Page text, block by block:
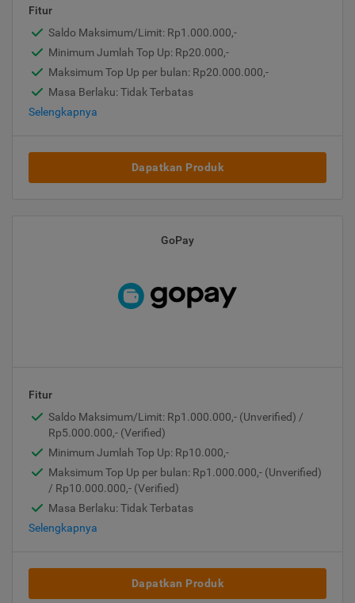
Fitur
Saldo Maksimum/Limit: Rp1.000.000,-
Minimum Jumlah Top Up: Rp20.000,-
Maksimum Top Up per bulan: Rp20.000.000,-
Masa Berlaku: Tidak Terbatas
Selengkapnya
Dapatkan Produk
GoPay
Fitur
Saldo Maksimum/Limit: Rp1.000.000,- (Unverified) /
Rp5.000.000,- (Verified)
Minimum Jumlah Top Up: Rp10.000,-
Maksimum Top Up per bulan: Rp1.000.000,- (Unverified)
/ Rp10.000.000,- (Verified)
Masa Berlaku: Tidak Terbatas
Selengkapnya
Dapatkan Produk